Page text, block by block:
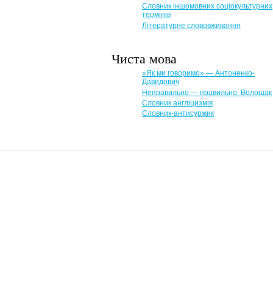
Словник іншомовних соціокультурних
термінів
Літературне слововживання
Чиста мова
«Як ми говоримо» — Антоненко-
Давидович
Неправильно — правильно. Волощак
Словник англіцизмів
Словник-антисуржик